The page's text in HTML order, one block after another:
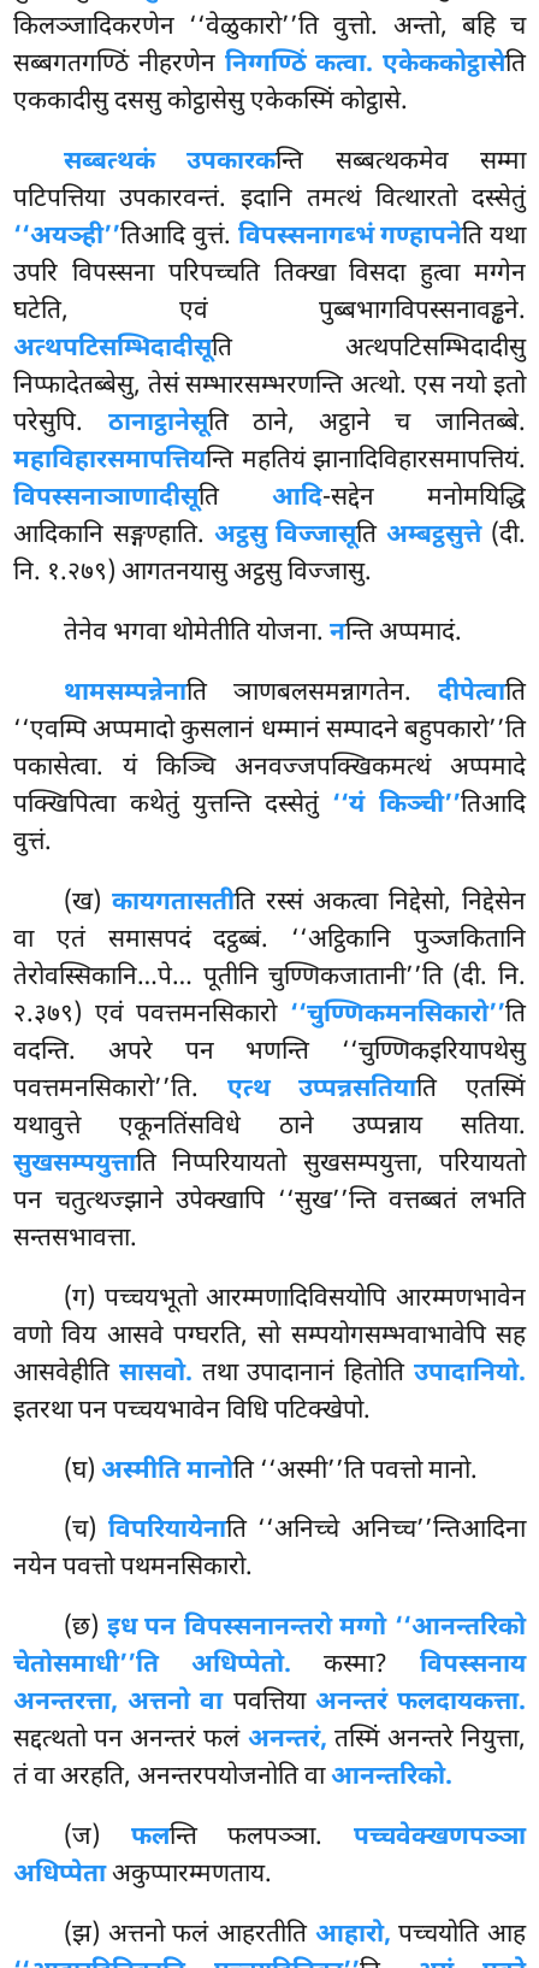
किलञ्जादिकरणेन ‘‘वेळुकारो’’ति वुत्तो. अन्तो, बहि च
सब्बगतगण्ठिं नीहरणेन निग्गण्ठिं कत्वा. एकेककोट्ठासेति
एककादीसु दससु कोट्ठासेसु एकेकस्मिं कोट्ठासे.
सब्बत्थकं उपकारकन्ति सब्बत्थकमेव सम्मा
पटिपत्तियाउपकारवन्तं. इदानि तमत्थं वित्थारतो दस्सेतुं
‘‘अयञ्ही’’तिआदि वुत्तं. विपस्सनागब्भं गण्हापनेति यथा
उपरि विपस्सना परिपच्चति तिक्खा विसदा हुत्वा मग्गेन
घटेति, एवं पुब्बभागविपस्सनावड्ढने.
अत्थपटिसम्भिदादीसूति अत्थपटिसम्भिदादीसु
निप्फादेतब्बेसु, तेसं सम्भारसम्भरणन्ति अत्थो. एस नयो इतो
परेसुपि. ठानाट्ठानेसूति ठाने, अट्ठाने च जानितब्बे.
महाविहारसमापत्तियन्ति महतियं झानादिविहारसमापत्तियं.
विपस्सनाञाणादीसूति आदि-सद्देन मनोमयिद्धि
आदिकानि सङ्गण्हाति. अट्ठसु विज्जासूतिअम्बट्ठसुत्ते(दी.
नि. १.२७९) आगतनयासु अट्ठसु विज्जासु.
तेनेव भगवा थोमेतीति योजना.नन्ति अप्पमादं.
थामसम्पन्नेनाति ञाणबलसमन्नागतेन. दीपेत्वाति
‘‘एवम्पि अप्पमादो कुसलानं धम्मानं सम्पादने बहुपकारो’’ति
पकासेत्वा. यं किञ्चि अनवज्जपक्खिकमत्थं अप्पमादे
पक्खिपित्वा कथेतुं युत्तन्ति दस्सेतुं ‘‘यं किञ्ची’’तिआदि
वुत्तं.
(ख) कायगतासतीति रस्सं अकत्वा निद्देसो, निद्देसेन
वा एतं समासपदं दट्ठब्बं. ‘‘अट्ठिकानि पुञ्जकितानि
तेरोवस्सिकानि…पे… पूतीनि चुण्णिकजातानी’’ति (दी. नि.
२.३७९) एवं पवत्तमनसिकारो ‘‘चुण्णिकमनसिकारो’’ति
वदन्ति. अपरे पन भणन्ति ‘‘चुण्णिकइरियापथेसु
पवत्तमनसिकारो’’ति. एत्थ उप्पन्नसतियाति एतस्मिं
यथावुत्ते एकूनतिंसविधे ठाने उप्पन्नाय सतिया.
सुखसम्पयुत्ताति निप्परियायतो सुखसम्पयुत्ता, परियायतो
पन चतुत्थज्झाने उपेक्खापि ‘‘सुख’’न्ति वत्तब्बतं लभति
सन्तसभावत्ता.
(ग) पच्चयभूतोआरम्मणादिविसयोपि आरम्मणभावेन
वणो विय आसवे पग्घरति, सो सम्पयोगसम्भवाभावेपि सह
आसवेहीति सासवो. तथा उपादानानं हितोति उपादानियो.
इतरथा पन पच्चयभावेन विधि पटिक्खेपो.
(घ)अस्मीति मानोति ‘‘अस्मी’’ति पवत्तो मानो.
(च) विपरियायेनाति ‘‘अनिच्चे अनिच्च’’न्तिआदिना
नयेन पवत्तो पथमनसिकारो.
(छ) इध पन विपस्सनानन्तरो मग्गो ‘‘आनन्तरिको
चेतोसमाधी’’ति अधिप्पेतो. कस्मा? विपस्सनाय
अनन्तरत्ता, अत्तनो वापवत्तिया अनन्तरं फलदायकत्ता.
सद्दत्थतो पन अनन्तरं फलं अनन्तरं, तस्मिं अनन्तरे नियुत्ता,
तं वा अरहति, अनन्तरपयोजनोति वाआनन्तरिको.
(ज) फलन्ति फलपञ्ञा. पच्चवेक्खणपञ्ञा
अधिप्पेताअकुप्पारम्मणताय.
(झ) अत्तनो फलं आहरतीति आहारो, पच्चयोति आह